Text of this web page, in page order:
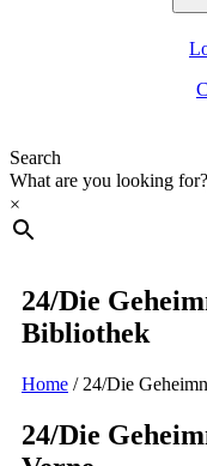
Search
What are you looking for?
×
24/Die
Bibliothek
Home / 24/Die
24/Die